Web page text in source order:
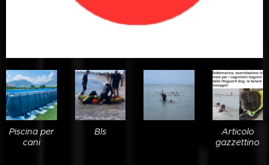
Piscina per
cani
Bls
Articolo
gazzettino